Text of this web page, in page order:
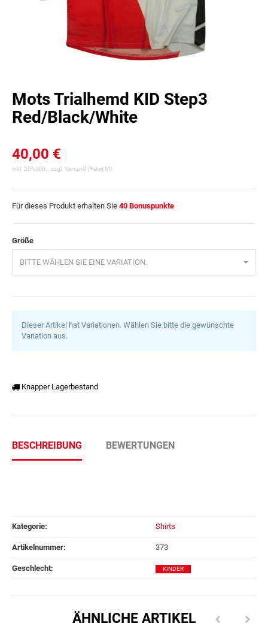
Mots Trialhemd KID Step3
Red/Black/White
40,00 €
inkl. 20% USt. , zzgl. Versand (Paket M)
Für dieses Produkt erhalten Sie 40 Bonuspunkte
Größe
BITTE WÄHLEN SIE EINE VARIATION.
Dieser Artikel hat Variationen. Wählen Sie bitte die gewünschte
Variation aus.
Knapper Lagerbestand
BESCHREIBUNG BEWERTUNGEN
Kategorie: Shirts
Artikelnummer: 373
Geschlecht‍: KINDER
ÄHNLICHE ARTIKEL